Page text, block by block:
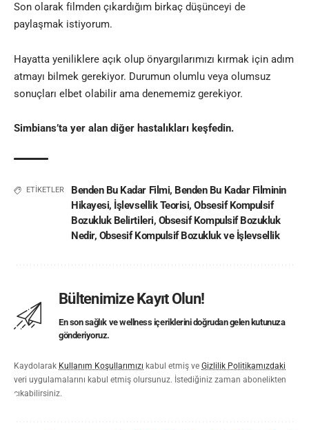
Son olarak filmden çıkardığım birkaç düşünceyi de
paylaşmak istiyorum.
Hayatta yeniliklere açık olup önyargılarımızı kırmak için adım
atmayı bilmek gerekiyor. Durumun olumlu veya olumsuz
sonuçları elbet olabilir ama denememiz gerekiyor.
Simbians’ta yer alan diğer hastalıkları keşfedin.
ETİKETLER Benden Bu Kadar Filmi, Benden Bu Kadar Filminin
Hikayesi, İşlevsellik Teorisi,Obsesif Kompulsif
Bozukluk Belirtileri, Obsesif Kompulsif Bozukluk
Nedir, Obsesif Kompulsif Bozukluk ve İşlevsellik
Bültenimize Kayıt Olun!
En son sağlık ve wellness içeriklerini doğrudan gelen kutunuza
gönderiyoruz.
Kaydolarak Kullanım Koşullarımızı kabul etmiş ve Gizlilik Politikamızdaki
veri uygulamalarını kabul etmiş olursunuz. İstediğiniz zaman abonelikten
çıkabilirsiniz.